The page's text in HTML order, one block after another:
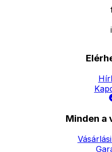
Minden a